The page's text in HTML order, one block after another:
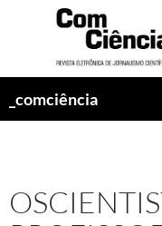
_comciência